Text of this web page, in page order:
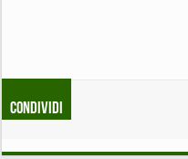
Condividi